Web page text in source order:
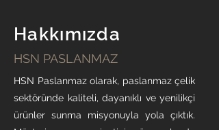
Hakkımızda
HSN PASLANMAZ
HSN Paslanmaz olarak, paslanmaz çelik
sektöründe kaliteli, dayanıklı ve yenilikçi
ürünler sunma misyonuyla yola çıktık.